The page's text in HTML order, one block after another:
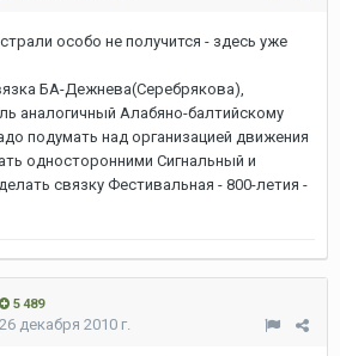
особо не получится - здесь уже
БА-Дежнева(Серебрякова),
аналогичный Алабяно-балтийскому
подумать над организацией движения
односторонними Сигнальный и
связку Фестивальная - 800-летия -
5 489
26 декабря 2010 г.